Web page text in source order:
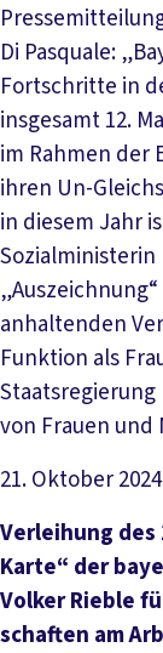
Di Pasquale:
Fortschritte in
insgesamt 12.
im Rahmen der
ihren Un-
in diesem Jahr
Sozialministerin
anhaltenden
Funktion als
von Frauen und
21. Oktober 2024
Artikel lesen
Ver­lei­hung des
Kar­te“ der
Vol­ker Rie­ble
schaf­ten am